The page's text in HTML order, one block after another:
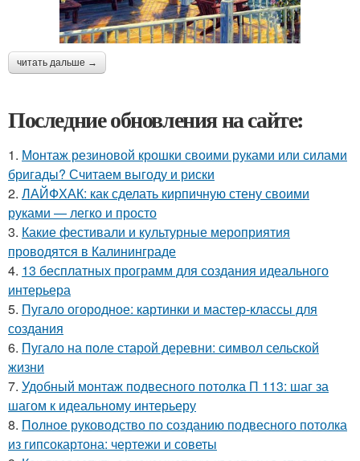
читать дальше →
Последние обновления на сайте:
1. Монтаж резиновой крошки своими руками или силами
бригады? Считаем выгоду и риски
2. ЛАЙФХАК: как сделать кирпичную стену своими
руками — легко и просто
3. Какие фестивали и культурные мероприятия
проводятся в Калининграде
4. 13 бесплатных программ для создания идеального
интерьера
5. Пугало огородное: картинки и мастер-классы для
создания
6. Пугало на поле старой деревни: символ сельской
жизни
7. Удобный монтаж подвесного потолка П 113: шаг за
шагом к идеальному интерьеру
8. Полное руководство по созданию подвесного потолка
из гипсокартона: чертежи и советы